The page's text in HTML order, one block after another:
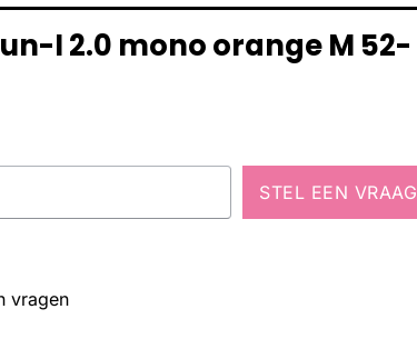
I 2.0 mono orange M 52-
STEL EEN VRAAG
vragen